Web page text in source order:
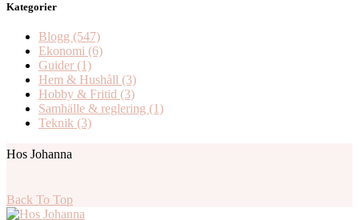
Kategorier
Blogg (547)
Ekonomi (6)
Guider (1)
Hem & Hushåll (3)
Hobby & Fritid (3)
Samhälle & reglering (1)
Teknik (3)
Hos Johanna
Back To Top